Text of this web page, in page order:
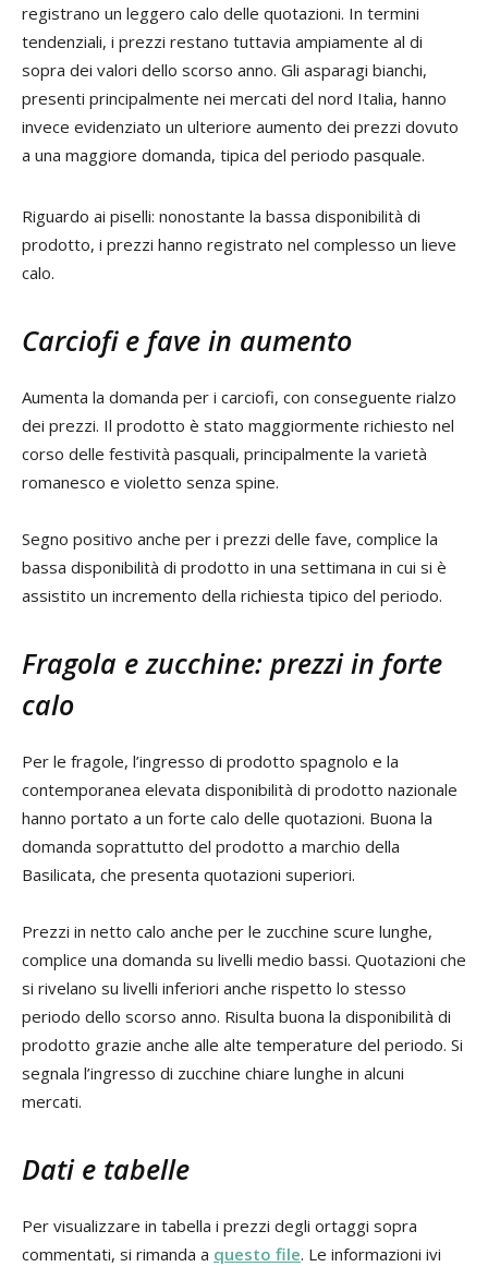
registrano un leggero calo delle quotazioni. In termini
tendenziali, i prezzi restano tuttavia ampiamente al di
sopra dei valori dello scorso anno. Gli asparagi bianchi,
presenti principalmente nei mercati del nord Italia, hanno
invece evidenziato un ulteriore aumento dei prezzi dovuto
a una maggiore domanda, tipica del periodo pasquale.
Riguardo ai piselli: nonostante la bassa disponibilità di
prodotto, i prezzi hanno registrato nel complesso un lieve
calo.
Carciofi e fave in aumento
Aumenta la domanda per i carciofi, con conseguente rialzo
dei prezzi. Il prodotto è stato maggiormente richiesto nel
corso delle festività pasquali, principalmente la varietà
romanesco e violetto senza spine.
Segno positivo anche per i prezzi delle fave, complice la
bassa disponibilità di prodotto in una settimana in cui si è
assistito un incremento della richiesta tipico del periodo.
Fragola e zucchine: prezzi in forte
calo
Per le fragole, l’ingresso di prodotto spagnolo e la
contemporanea elevata disponibilità di prodotto nazionale
hanno portato a un forte calo delle quotazioni. Buona la
domanda soprattutto del prodotto a marchio della
Basilicata, che presenta quotazioni superiori.
Prezzi in netto calo anche per le zucchine scure lunghe,
complice una domanda su livelli medio bassi. Quotazioni che
si rivelano su livelli inferiori anche rispetto lo stesso
periodo dello scorso anno. Risulta buona la disponibilità di
prodotto grazie anche alle alte temperature del periodo. Si
segnala l’ingresso di zucchine chiare lunghe in alcuni
mercati.
Dati e tabelle
Per visualizzare in tabella i prezzi degli ortaggi sopra
commentati, si rimanda a questo file. Le informazioni ivi